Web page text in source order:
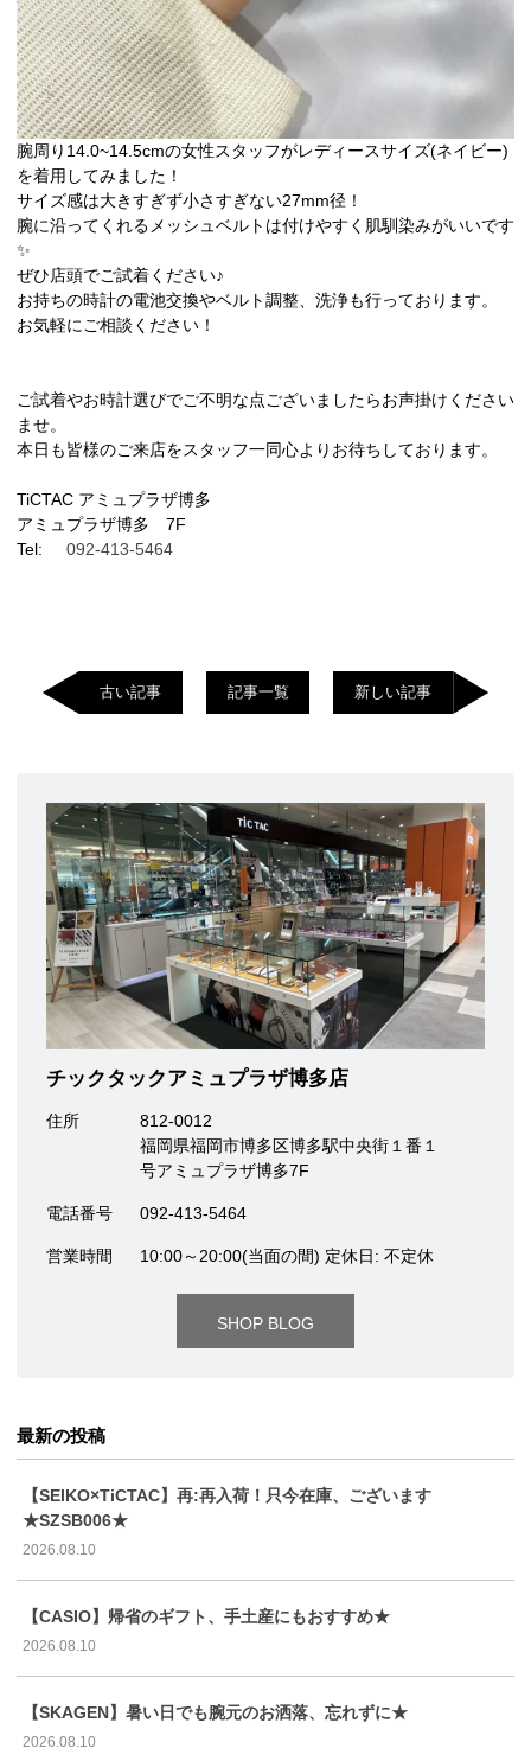
腕周り14.0~14.5cmの女性スタッフがレディースサイズ(ネイビー)
を着用してみました！
サイズ感は大きすぎず小さすぎない27mm径！
腕に沿ってくれるメッシュベルトは付けやすく肌馴染みがいいです
✨
ぜひ店頭でご試着ください♪
お持ちの時計の電池交換やベルト調整、洗浄も行っております。
お気軽にご相談ください！
ご試着やお時計選びでご不明な点ございましたらお声掛けください
ませ。
本日も皆様のご来店をスタッフ一同心よりお待ちしております。
TiCTAC アミュプラザ博多
アミュプラザ博多 7F
Tel: 092-413-5464
古い記事 記事一覧 新しい記事
チックタックアミュプラザ博多店
住所
812-0012
福岡県福岡市博多区博多駅中央街１番１
号アミュプラザ博多7F
電話番号 092-413-5464
営業時間 10:00～20:00(当面の間) 定休日: 不定休
SHOP BLOG
最新の投稿
【SEIKO×TiCTAC】再:再入荷！只今在庫、ございます
★SZSB006★
2026.08.10
【CASIO】帰省のギフト、手土産にもおすすめ★
2026.08.10
【SKAGEN】暑い日でも腕元のお洒落、忘れずに★
2026.08.10